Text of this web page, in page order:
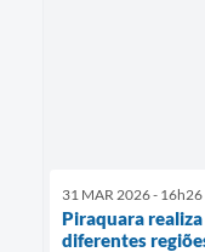
31 MAR 2026 - 16h26
Piraquara
diferentes